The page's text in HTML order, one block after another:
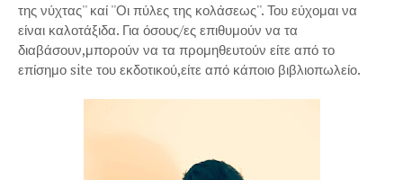
της νύχτας'' καί ''Οι πύλες της κολάσεως''. Του εύχομαι να
είναι καλοτάξιδα. Για όσους/ες επιθυμούν να τα
διαβάσουν,μπορούν να τα προμηθευτούν είτε από το
επίσημο site του εκδοτικού,είτε από κάποιο βιβλιοπωλείο.